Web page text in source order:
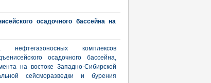
осадочного бассейна на
комплексов
осадочного бассейна,
на востоке Западно-Сибирской
сейсморазведки и бурения